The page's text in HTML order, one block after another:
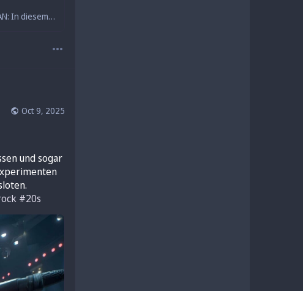
Eine rockige Hymne über Luxusgrill, Billigwurst und Grill-Gadgets mit WLAN: In diesem Song treffen Hightech-Grillträume auf Nachbarschaftsidylle, Insta-Posing und selbsternannte BBQ-Könige – schön laut, mit Augenzwinkern. Grill an, Spaß garantiert!
Oct 9, 2025
und sogar
#20s